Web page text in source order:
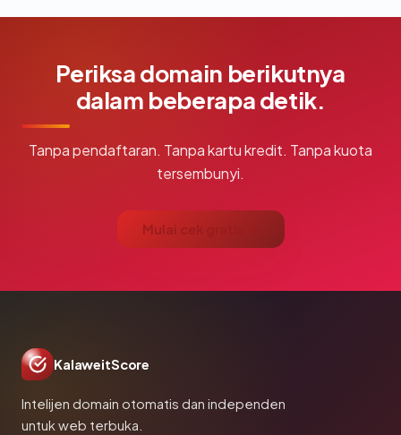
Periksa domain berikutnya
dalam beberapa detik.
Tanpa pendaftaran. Tanpa kartu kredit. Tanpa kuota
tersembunyi.
Mulai cek gratis →
KalaweitScore
Intelijen domain otomatis dan independen
untuk web terbuka.